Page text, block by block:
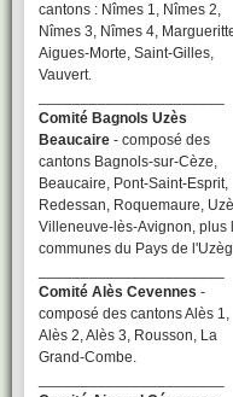
cantons : Nîmes 1, Nîmes 2,
Nîmes 3, Nîmes 4,
Aigues-Morte, Saint-Gilles,
Vauvert.
Comité Bagnols Uzès
Beaucaire - composé des
cantons Bagnols-sur-Cèze,
Beaucaire, Pont-Saint-Esprit,
Redessan, Roquemaure,
Villeneuve-lès-Avignon, plus
communes du Pays de
Comité Alès Cevennes -
composé des cantons Alès 1,
Alès 2, Alès 3, Rousson, La
Grand-Combe.